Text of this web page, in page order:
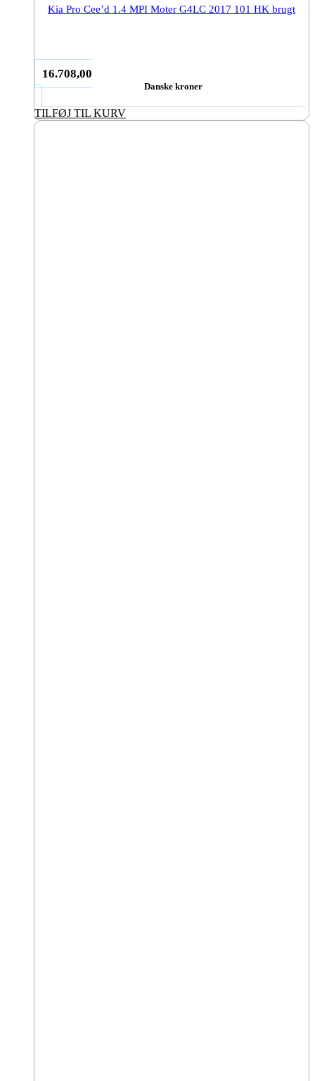
Kia Pro Cee’d 1.4 MPI Moter G4LC 2017 101 HK brugt
16.708,00
Danske kroner
TILFØJ TIL KURV